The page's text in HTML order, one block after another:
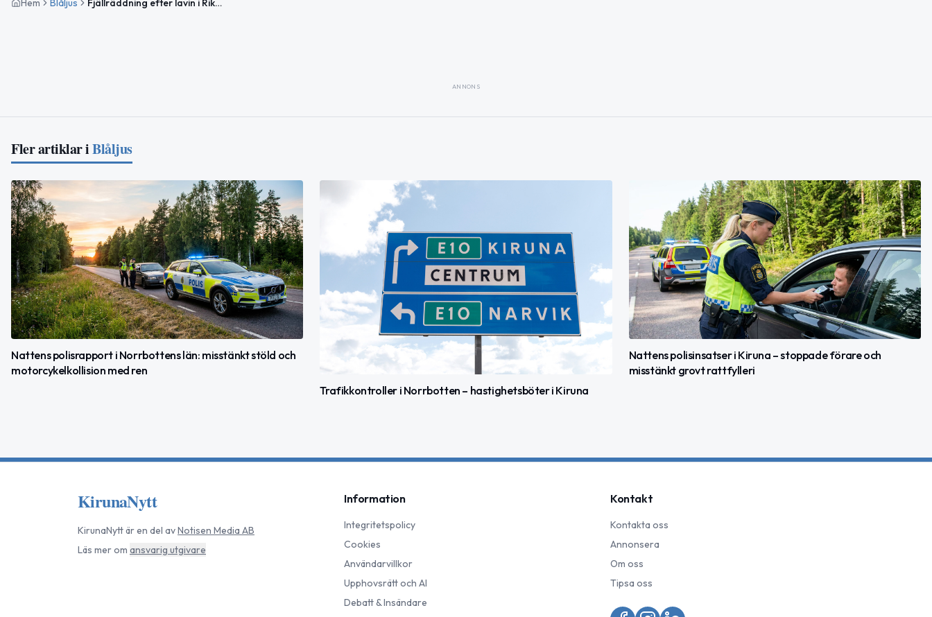
ANNONS
Fler artiklar iBlåljus
Nattens polisrapport i Norrbottens län: misstänkt stöld och
motorcykelkollision med ren
Trafikkontroller i Norrbotten – hastighetsböter i Kiruna
Nattens polisinsatser i Kiruna – stoppade förare och
misstänkt grovt rattfylleri
KirunaNytt
KirunaNyttär en del avNotisen Media AB
Läs mer om ansvarig utgivare
Information
Integritetspolicy
Cookies
Användarvillkor
Upphovsrätt och AI
Debatt & Insändare
Kontakt
Kontakta oss
Annonsera
Om oss
Tipsa oss